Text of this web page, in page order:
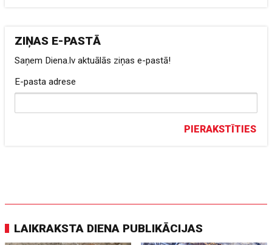
ZIŅAS E-PASTĀ
Saņem Diena.lv aktuālās ziņas e-pastā!
E-pasta adrese
PIERAKSTĪTIES
LAIKRAKSTA DIENA PUBLIKĀCIJAS